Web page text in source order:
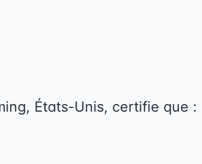
États-Unis, certifie que :